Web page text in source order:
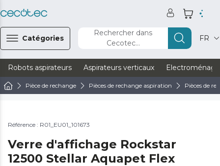
Catégories
Rechercher dans
Cecotec...
FR
Robots aspirateurs Aspirateurs verticaux
Pièce de rechange Pièces de rechange aspiration Pièces de
Référence : R01_EU01_101673
Verre d'affichage Rockstar
12500 Stellar Aquapet Flex